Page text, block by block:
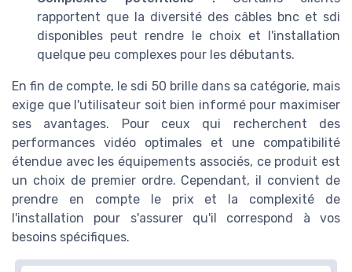
rapportent que la diversité des câbles bnc et sdi
disponibles peut rendre le choix et l'installation
quelque peu complexes pour les débutants.
En fin de compte, le sdi 50 brille dans sa catégorie, mais
exige que l'utilisateur soit bien informé pour maximiser
ses avantages. Pour ceux qui recherchent des
performances vidéo optimales et une compatibilité
étendue avec les équipements associés, ce produit est
un choix de premier ordre. Cependant, il convient de
prendre en compte le prix et la complexité de
l'installation pour s'assurer qu'il correspond à vos
besoins spécifiques.